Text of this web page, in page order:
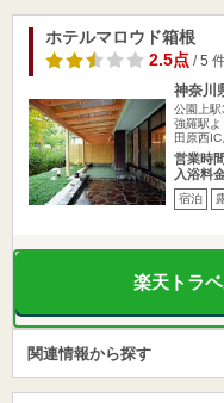
ホテルマロウド箱根
2.5点/ 5
神奈川
公園上
強羅駅
田原西IC
営業時間
入浴料
宿泊
楽天トラ
関連情報から探す